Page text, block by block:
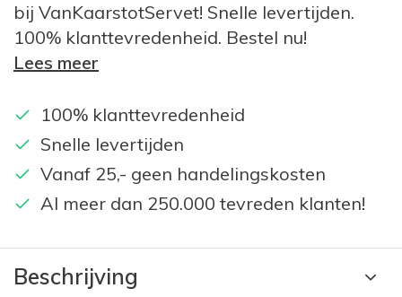
bij VanKaarstotServet! Snelle levertijden.
100% klanttevredenheid. Bestel nu!
Lees meer
100% klanttevredenheid
Snelle levertijden
Vanaf 25,- geen handelingskosten
Al meer dan 250.000 tevreden klanten!
Beschrijving